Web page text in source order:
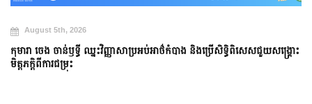
August 5th, 2026
កុមារា ចេង ចាន់ឫទ្ធី ឈ្នះវិញ្ញាសាប្រអប់អាថ៌កំបាង និងប្រើសិទ្ធិពិសេសជួយសង្គ្រោះ
មិត្តភក្តិពីការជម្រុះ